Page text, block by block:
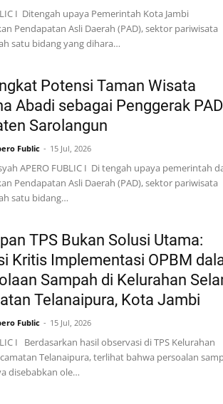
I Ditengah upaya Pemerintah Kota Jambi
Pendapatan Asli Daerah (PAD), sektor pariwisata
satu bidang yang dihara…
Potensi Taman Wisata
Abadi sebagai Penggerak PAD
Sarolangun
Fublic 15 Jul, 2026
APERO FUBLIC I Di tengah upaya pemerintah
Pendapatan Asli Daerah (PAD), sektor pariwisata
satu bidang…
TPS Bukan Solusi Utama:
Kritis Implementasi OPBM
Sampah di Kelurahan
Telanaipura, Kota Jambi
Fublic 15 Jul, 2026
I Berdasarkan hasil observasi di TPS Kelurahan
Telanaipura, terlihat bahwa persoalan
disebabkan ole…